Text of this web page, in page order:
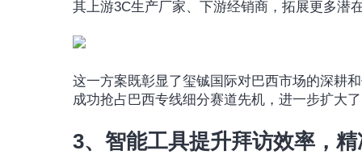
其上游3C生产厂家、下游经销商，拓展更多潜
这一方案既彰显了玺铖国际对巴西市场的深耕
成功抢占巴西专线细分赛道先机，进一步扩大
3、智能工具提升拜访效率，